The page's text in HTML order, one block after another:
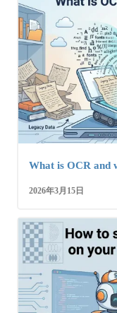
What is OCR and
2026年3月15日